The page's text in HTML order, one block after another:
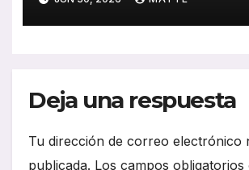
Tech para reforzar su
Deja una respuesta
Tu dirección de correo electrónico
publicada. Los campos obligatorios